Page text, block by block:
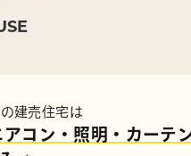
建売住宅は
コン・照明・カーテ